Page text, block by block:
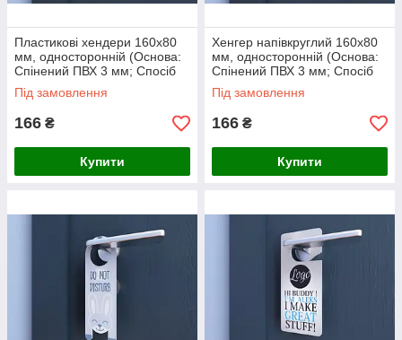
Пластикові хендери 160х80
мм, односторонній (Основа:
Спінений ПВХ 3 мм; Спосіб
нанесення: Аплікація
кольоровими плівками;)
Під замовлення
166 ₴
Купити
Хенгер напівкруглий 160х80
мм, односторонній (Основа:
Спінений ПВХ 3 мм; Спосіб
нанесення: Аплікація
кольоровими плівками;)
Під замовлення
166 ₴
Купити